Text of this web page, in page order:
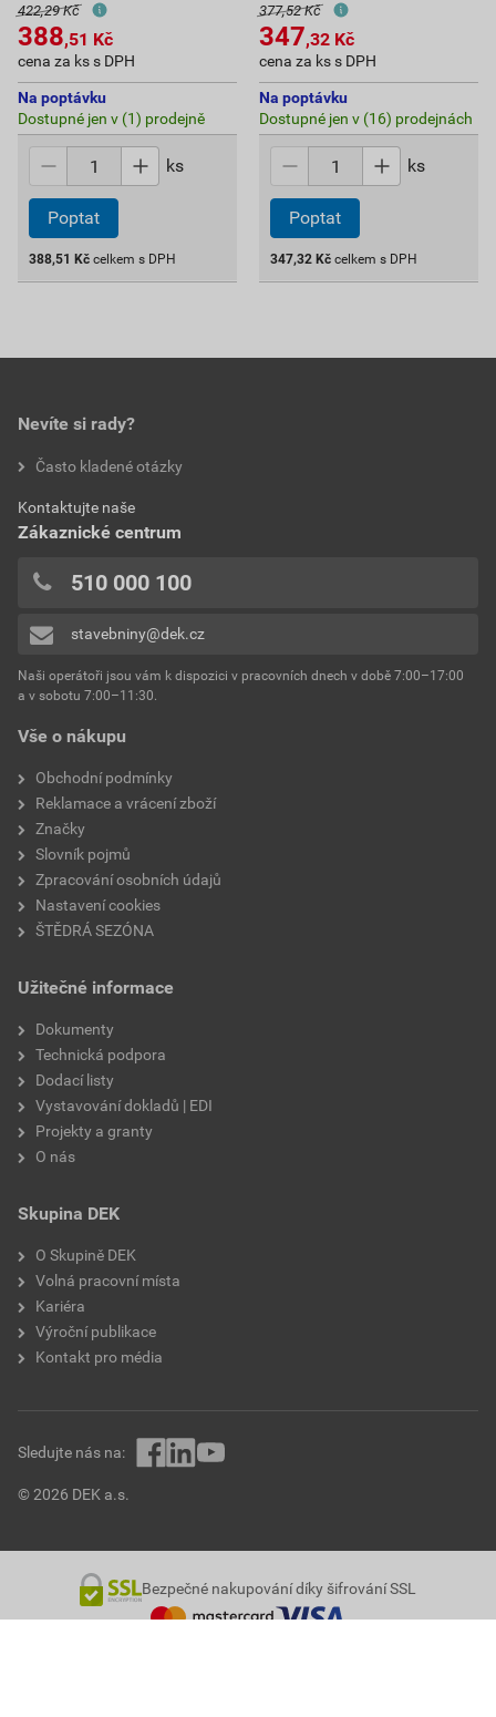
422,29 Kč
388,51 Kč
cena za ks s DPH
Na poptávku
Dostupné jen v (1) prodejně
ks
Poptat
388,51 Kč celkem s DPH
377,52 Kč
347,32 Kč
cena za ks s DPH
Na poptávku
Dostupné jen v (16) prodejnách
ks
Poptat
347,32 Kč celkem s DPH
Vše o nákupu
Obchodní podmínky
Reklamace a vrácení zboží
Značky
Slovník pojmů
Zpracování osobních údajů
Nastavení cookies
ŠTĚDRÁ SEZÓNA
Užitečné informace
Dokumenty
Technická podpora
Dodací listy
Vystavování dokladů | EDI
Projekty a granty
O nás
Skupina DEK
O Skupině DEK
Volná pracovní místa
Kariéra
Výroční publikace
Kontakt pro média
Nevíte si rady?
Často kladené otázky
Kontaktujte naše
Zákaznické centrum
510 000 100
stavebniny@dek.cz
Naši operátoři jsou vám k dispozici v pracovních dnech v době 7:00–17:00
a v sobotu 7:00–11:30.
© 2026 DEK a.s.
Sledujte nás na:
Bezpečné nakupování díky šifrování SSL